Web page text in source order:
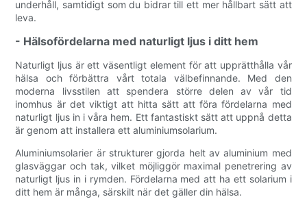
underhåll, samtidigt som du bidrar till ett mer hållbart sätt att
leva.
- Hälsofördelarna med naturligt ljus i ditt hem
Naturligt ljus är ett väsentligt element för att upprätthålla vår
hälsa och förbättra vårt totala välbefinnande. Med den
moderna livsstilen att spendera större delen av vår tid
inomhus är det viktigt att hitta sätt att föra fördelarna med
naturligt ljus in i våra hem. Ett fantastiskt sätt att uppnå detta
är genom att installera ett aluminiumsolarium.
Aluminiumsolarier är strukturer gjorda helt av aluminium med
glasväggar och tak, vilket möjliggör maximal penetrering av
naturligt ljus in i rymden. Fördelarna med att ha ett solarium i
ditt hem är många, särskilt när det gäller din hälsa.